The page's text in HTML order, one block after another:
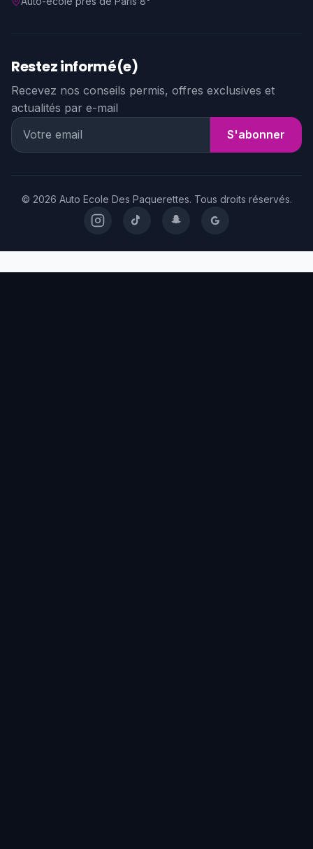
Restez informé(e)
Recevez nos conseils permis, offres exclusives et
actualités par e-mail
S'abonner
© 2026 Auto Ecole Des Paquerettes. Tous droits réservés.